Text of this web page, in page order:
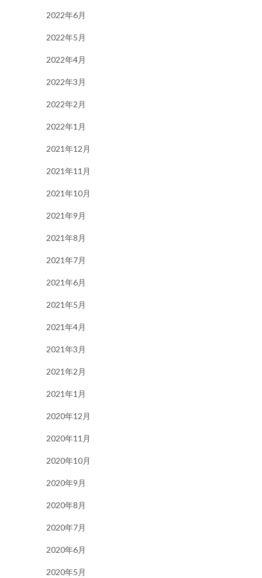
2022年6月
2022年5月
2022年4月
2022年3月
2022年2月
2022年1月
2021年12月
2021年11月
2021年10月
2021年9月
2021年8月
2021年7月
2021年6月
2021年5月
2021年4月
2021年3月
2021年2月
2021年1月
2020年12月
2020年11月
2020年10月
2020年9月
2020年8月
2020年7月
2020年6月
2020年5月